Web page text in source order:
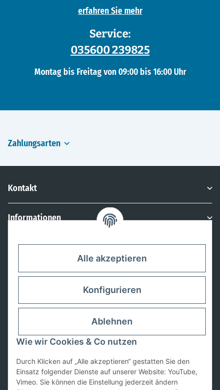
Alle akzeptieren
Konfigurieren
Ablehnen
Wie wir Cookies & Co nutzen
Durch Klicken auf „Alle akzeptieren“ gestatten Sie den
Einsatz folgender Dienste auf unserer Website: YouTube,
Vimeo. Sie können die Einstellung jederzeit ändern
erfahren Sie mehr
Service:
035600 239825
Montag bis Freitag von 09:00 bis 16:00 Uhr
Zahlungsarten
Kontakt
Informationen
Rechtliches